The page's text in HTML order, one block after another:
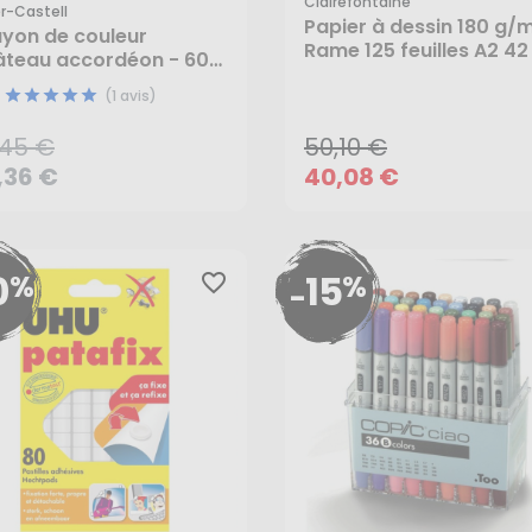
Castell
de couleur
accordéon - 60
- Faber-Castell
(1 avis)
€
€
€
CRÉER UNE ALERTE
Papier à dessin 180 g/
Rame 125 feuilles A2 42
50,10 €
40,08 €AJOUTER AU PANIER
favorite_border
% -15%